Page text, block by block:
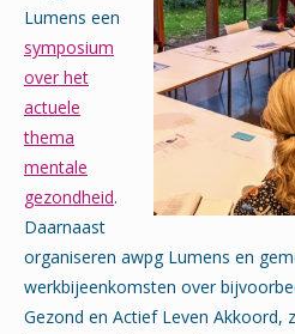
Lumens een
symposium
over het
actuele
thema
mentale
gezondheid.
Daarnaast
organiseren awpg Lumens en
werkbijeenkomsten over
Gezond en Actief Leven Akkoord,